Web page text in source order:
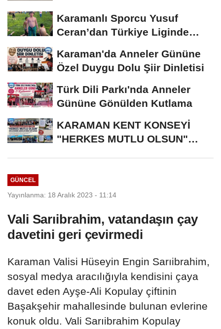
Karamanlı Sporcu Yusuf
Ceran’dan Türkiye Liginde
Karaman'da Anneler Gününe
Özel Duygu Dolu Şiir Dinletisi
Türk Dili Parkı'nda Anneler
Gününe Gönülden Kutlama
KARAMAN KENT KONSEYİ
"HERKES MUTLU OLSUN"
GÜNCEL
Yayınlanma: 18 Aralık 2023 - 11:14
Vali Sarıibrahim, vatandaşın çay
davetini geri çevirmedi
Karaman Valisi Hüseyin Engin Sarıibrahim,
sosyal medya aracılığıyla kendisini çaya
davet eden Ayşe-Ali Kopulay çiftinin
Başakşehir mahallesinde bulunan evlerine
konuk oldu. Vali Sarıibrahim Kopulay